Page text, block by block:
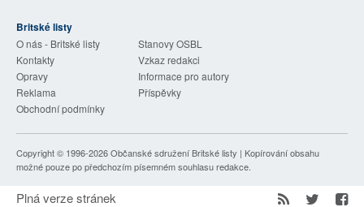
Britské listy
O nás - Britské listy
Stanovy OSBL
Kontakty
Vzkaz redakci
Opravy
Informace pro autory
Reklama
Příspěvky
Obchodní podmínky
Copyright © 1996-2026Občanské sdružení Britské listy | Kopírování obsahu
možné pouze po předchozím písemném souhlasu redakce.
Plná verze stránek